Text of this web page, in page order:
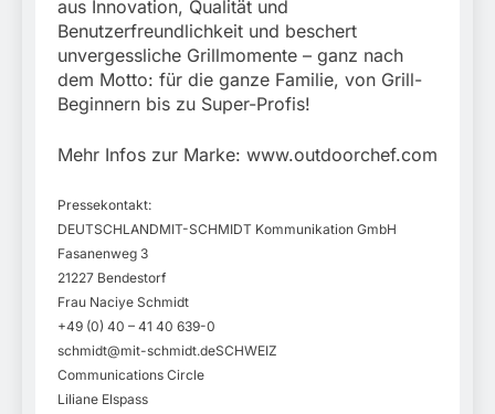
aus Innovation, Qualität und
Benutzerfreundlichkeit und beschert
unvergessliche Grillmomente – ganz nach
dem Motto: für die ganze Familie, von Grill-
Beginnern bis zu Super-Profis!
Mehr Infos zur Marke: www.outdoorchef.com
Pressekontakt:
DEUTSCHLANDMIT-SCHMIDT Kommunikation GmbH
Fasanenweg 3
21227 Bendestorf
Frau Naciye Schmidt
+49 (0) 40 – 41 40 639-0
schmidt@mit-schmidt.deSCHWEIZ
Communications Circle
Liliane Elspass